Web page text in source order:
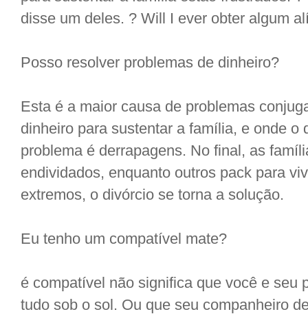
disse um deles. ? Will I ever obter algum
Posso resolver problemas de dinheiro?
Esta é a maior causa de problemas
dinheiro para sustentar a família, e onde o
problema é derrapagens. No final, as
endividados, enquanto outros pack para
extremos, o divórcio se torna a solução.
Eu tenho um compatível mate?
é compatível não significa que você e seu
tudo sob o sol. Ou que seu companheiro